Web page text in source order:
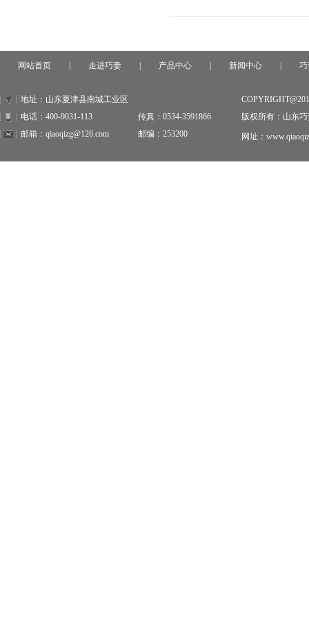
网站首页 走进巧妻 产品中心 新闻中心
地址：山东夏津县南城工业区
电话：400-9031-113
传真：0534-3591866
邮箱：qiaoqizg@126.com
邮编：253200
版权所有：山东
网址：